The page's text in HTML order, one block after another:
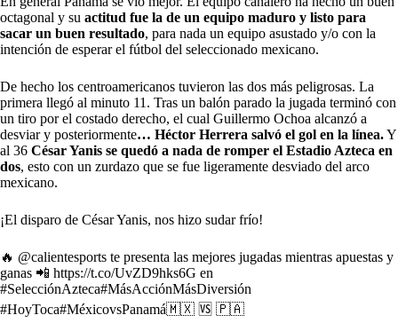
octagonal y su actitud fue la de un equipo maduro y listo para
sacar un buen resultado, para nada un equipo asustado y/o con la
intención de esperar el fútbol del seleccionado mexicano.
De hecho los centroamericanos tuvieron las dos más peligrosas. La
primera llegó al minuto 11. Tras un balón parado la jugada terminó con
un tiro por el costado derecho, el cual Guillermo Ochoa alcanzó a
desviar y posteriormente… Héctor Herrera salvó el gol en la línea.Y
al 36 César Yanis se quedó a nada de romper el Estadio Azteca en
dos, esto con un zurdazo que se fue ligeramente desviado del arco
mexicano.
¡El disparo de César Yanis, nos hizo sudar frío!
🔥 @calientesports te presenta las mejores jugadas mientras apuestas y
ganas 📲 https://t.co/UvZD9hks6G en
#SelecciónAzteca#MásAcciónMásDiversión
#HoyToca#MéxicovsPanamá🇲🇽 🆚 🇵🇦